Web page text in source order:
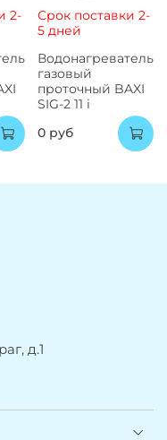
2-
Срок поставки 2-
5 дней
Водонагреватель
газовый
проточный BAXI
SIG-2 11 i
0 руб
д.1